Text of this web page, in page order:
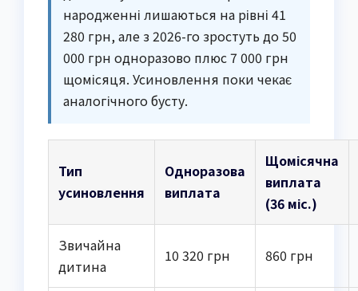
народженні лишаються на рівні 41
280 грн, але з 2026-го зростуть до 50
000 грн одноразово плюс 7 000 грн
щомісяця. Усиновлення поки чекає
аналогічного бусту.
Тип
усиновлення
Одноразова
виплата
Щомісячна
виплата
(36 міс.)
Звичайна
дитина
10 320 грн 860 грн